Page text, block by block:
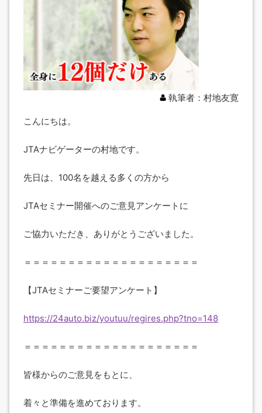
執筆者：村地友寛
こんにちは。
JTAナビゲーターの村地です。
先日は、100名を越える多くの方から
JTAセミナー開催へのご意見アンケートに
ご協力いただき、ありがとうございました。
＝＝＝＝＝＝＝＝＝＝＝＝＝＝＝＝＝＝＝＝
【JTAセミナーご要望アンケート】
https://24auto.biz/youtuu/regires.php?tno=148
＝＝＝＝＝＝＝＝＝＝＝＝＝＝＝＝＝＝＝＝
皆様からのご意見をもとに、
着々と準備を進めております。